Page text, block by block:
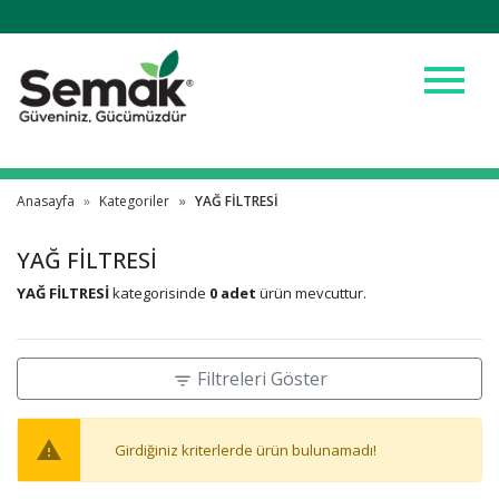
menu
Anasayfa Kategoriler YAĞ FİLTRESİ
YAĞ FİLTRESİ
YAĞ FİLTRESİ kategorisinde 0 adet ürün mevcuttur.
filter_list Filtreleri Göster
warning Girdiğiniz kriterlerde ürün bulunamadı!